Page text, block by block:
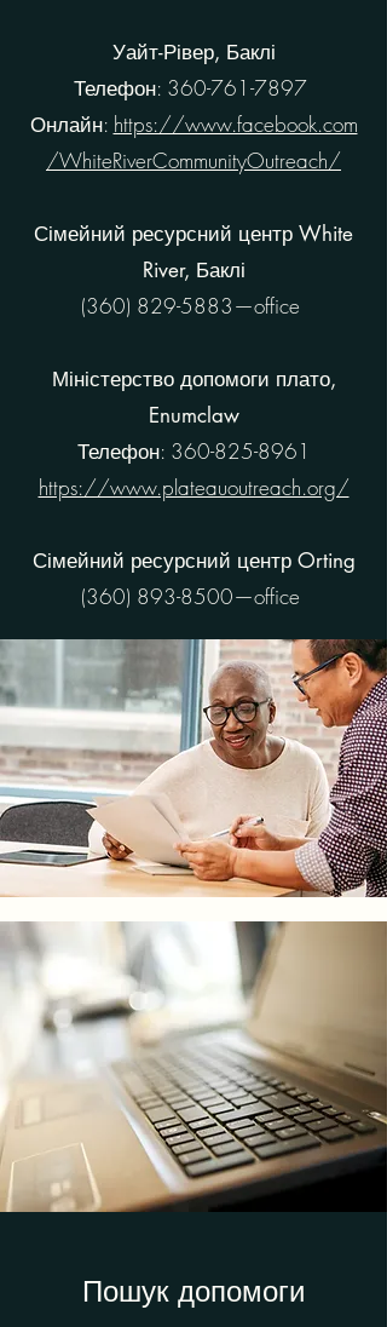
Уайт-Рівер, Баклі
Телефон: 360-761-7897
Онлайн: https://www.facebook.com
/WhiteRiverCommunityOutreach/
Сімейний ресурсний центр White
River, Баклі
(360) 829-5883—office
Міністерство допомоги плато,
Enumclaw
Телефон: 360-825-8961
https://www.plateauoutreach.org/
Сімейний ресурсний центр Orting
(360) 893-8500—office
Пошук допомоги